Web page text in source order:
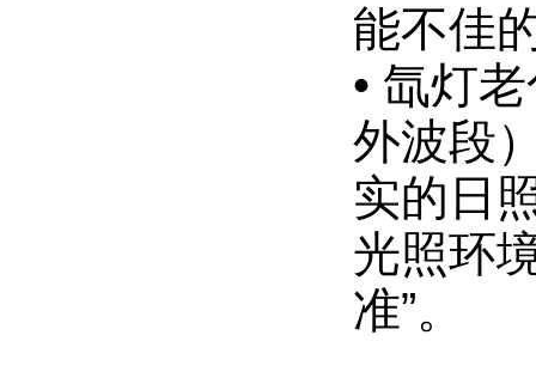
能不佳
• 氙灯
外波段
实的日
光照环
准”。